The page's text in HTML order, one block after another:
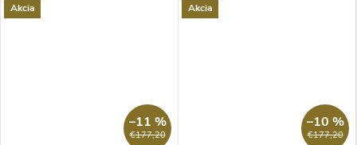
Akcia
€177,20
–11 %
Akcia
€177,20
–10 %